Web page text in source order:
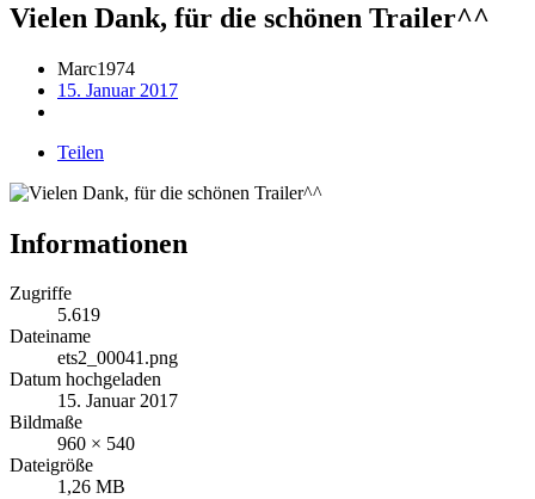
Vielen Dank, für die schönen Trailer^^
Marc1974
15. Januar 2017
Teilen
Informationen
Zugriffe
5.619
Dateiname
ets2_00041.png
Datum hochgeladen
15. Januar 2017
Bildmaße
960 × 540
Dateigröße
1,26 MB